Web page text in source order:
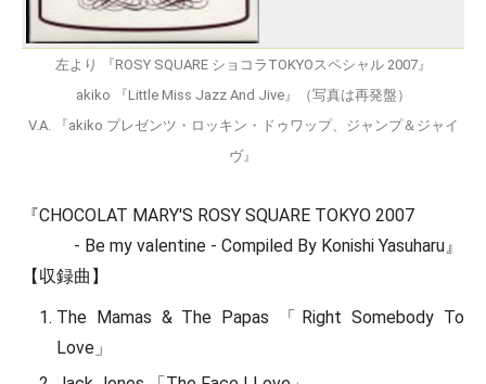
左より 『ROSY SQUARE ショコラTOKYOスペシャル 2007』
akiko 『Little Miss Jazz And Jive』（写真は再発盤）
V.A. 『akiko プレゼンツ・ロッキン・ドゥワップ、ジャンプ＆ジャイ
ヴ』
『CHOCOLAT MARY'S ROSY SQUARE TOKYO 2007
- Be my valentine - Compiled By Konishi Yasuharu』
【収録曲】
The Mamas & The Papas 「Right Somebody To
Love」